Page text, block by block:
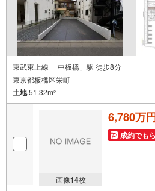
東武東上線 「中板橋」駅 徒歩8分
東京都板橋区栄町
土地51.32m2
画像14枚
6,780万
成約でも